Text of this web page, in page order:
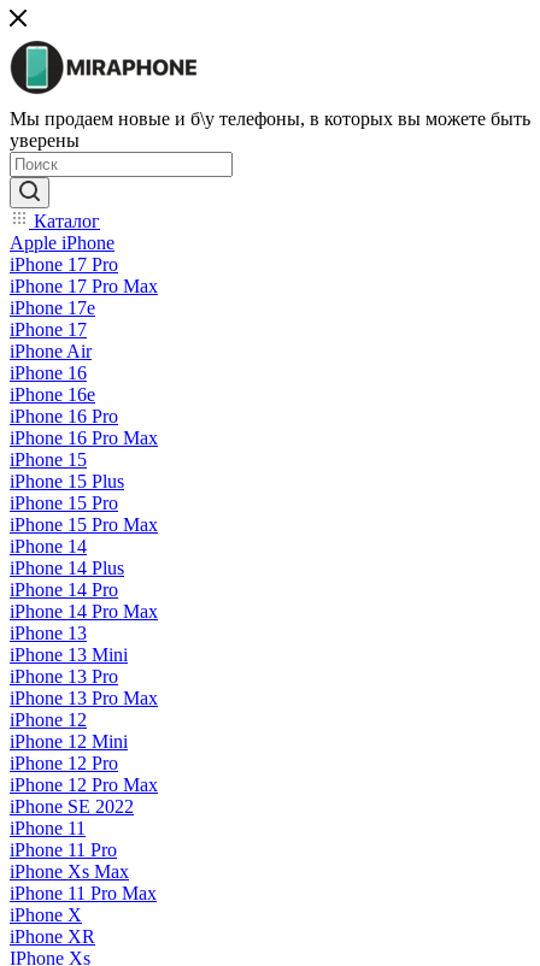
Мы продаем новые и б\у телефоны, в которых вы можете быть
уверены
Каталог
Apple iPhone
iPhone 17 Pro
iPhone 17 Pro Max
iPhone 17e
iPhone 17
iPhone Air
iPhone 16
iPhone 16e
iPhone 16 Pro
iPhone 16 Pro Max
iPhone 15
iPhone 15 Plus
iPhone 15 Pro
iPhone 15 Pro Max
iPhone 14
iPhone 14 Plus
iPhone 14 Pro
iPhone 14 Pro Max
iPhone 13
iPhone 13 Mini
iPhone 13 Pro
iPhone 13 Pro Max
iPhone 12
iPhone 12 Mini
iPhone 12 Pro
iPhone 12 Pro Max
iPhone SE 2022
iPhone 11
iPhone 11 Pro
iPhone Xs Max
iPhone 11 Pro Max
iPhone X
iPhone XR
IPhone Xs